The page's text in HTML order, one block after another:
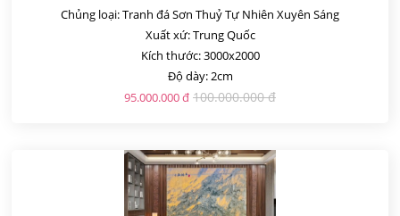
Chủng loại: Tranh đá Sơn Thuỷ Tự Nhiên Xuyên Sáng
Xuất xứ: Trung Quốc
Kích thước: 3000x2000
Độ dày: 2cm
95.000.000 đ 100.000.000 đ